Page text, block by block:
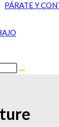
PÁRATE Y